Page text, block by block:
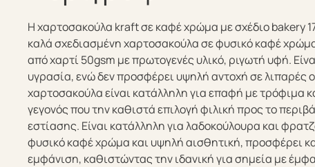
Η χαρτοσακούλα kraft σε καφέ χρώμα με σχέδιο bakery
καλά σχεδιασμένη χαρτοσακούλα σε φυσικό καφέ
από χαρτί 50gsm με πρωτογενές υλικό, ριγωτή υφή.
υγρασία, ενώ δεν προσφέρει υψηλή αντοχή σε λιπαρές
χαρτοσακούλα είναι κατάλληλη για επαφή με τρόφιμα
γεγονός που την καθιστά επιλογή φιλική προς το
εστίασης. Είναι κατάλληλη για λαδοκούλουρα και
φυσικό καφέ χρώμα και υψηλή αισθητική, προσφέρει
εμφάνιση, καθιστώντας την ιδανική για σημεία με